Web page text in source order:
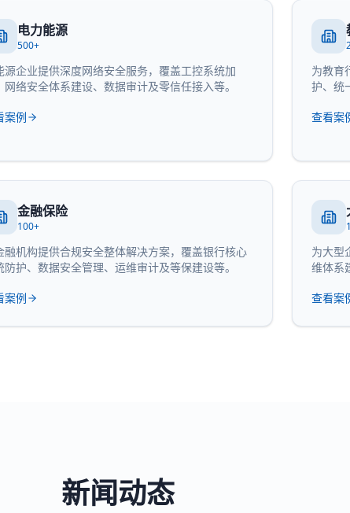
电力能源
500+
源企业提供深度网络安全服务，覆盖工控系统加
网络安全体系建设、数据审计及零信任接入等。
案例
为教育
护、统
查看案
金融保险
100+
融机构提供合规安全整体解决方案，覆盖银行核心
防护、数据安全管理、运维审计及等保建设等。
案例
为大型
维体系
查看案
新闻动态